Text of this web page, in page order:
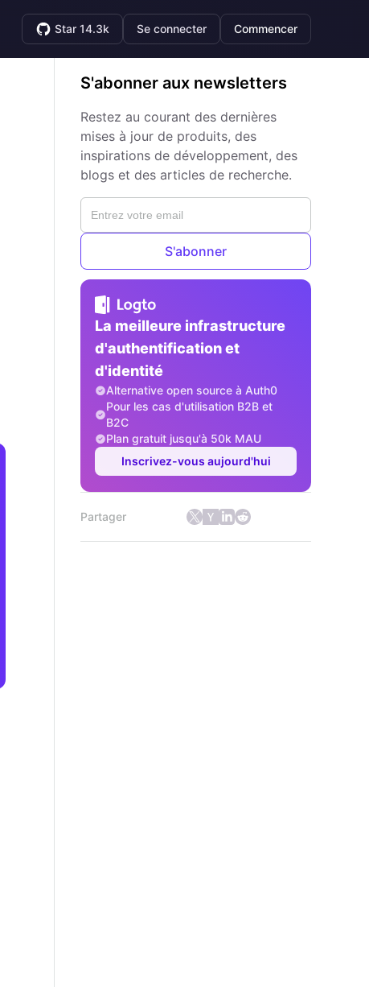
Star 14.3k Se connecter Commencer
S'abonner aux newsletters
Restez au courant des dernières
mises à jour de produits, des
inspirations de développement, des
blogs et des articles de recherche.
S'abonner
La meilleure infrastructure
d'authentification et
d'identité
Alternative open source à Auth0
Pour les cas d'utilisation B2B et
B2C
Plan gratuit jusqu'à 50k MAU
Inscrivez-vous aujourd'hui
Partager